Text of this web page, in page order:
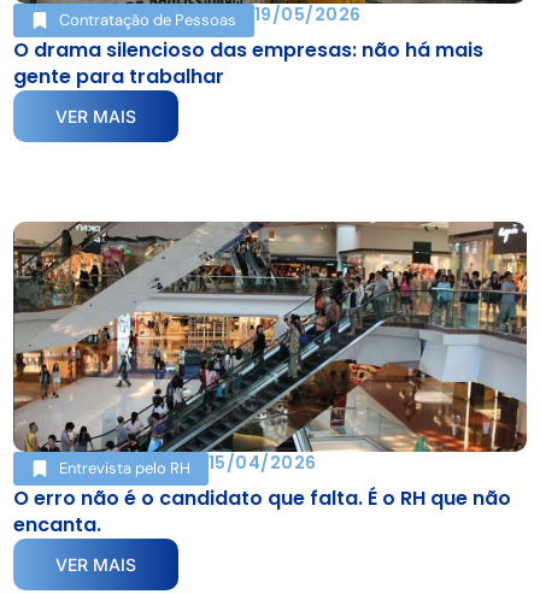
Contratação de Pessoas 19/05/2026
O drama silencioso das empresas: não há mais
gente para trabalhar
VER MAIS
Entrevista pelo RH 15/04/2026
O erro não é o candidato que falta. É o RH que não
encanta.
VER MAIS